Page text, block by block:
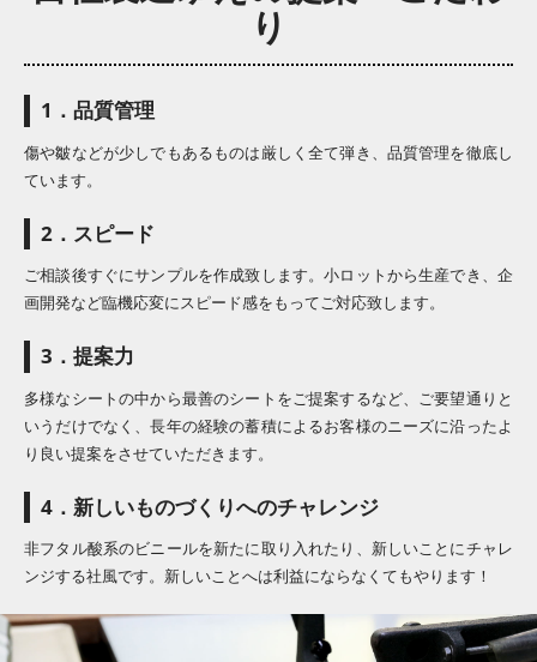
り
1．品質管理
傷や皺などが少しでもあるものは厳しく全て弾き、品質管理を徹底し
ています。
2．スピード
ご相談後すぐにサンプルを作成致します。小ロットから生産でき、企
画開発など臨機応変にスピード感をもってご対応致します。
3．提案力
多様なシートの中から最善のシートをご提案するなど、ご要望通りと
いうだけでなく、長年の経験の蓄積によるお客様のニーズに沿ったよ
り良い提案をさせていただきます。
4．新しいものづくりへのチャレンジ
非フタル酸系のビニールを新たに取り入れたり、新しいことにチャレ
ンジする社風です。新しいことへは利益にならなくてもやります！